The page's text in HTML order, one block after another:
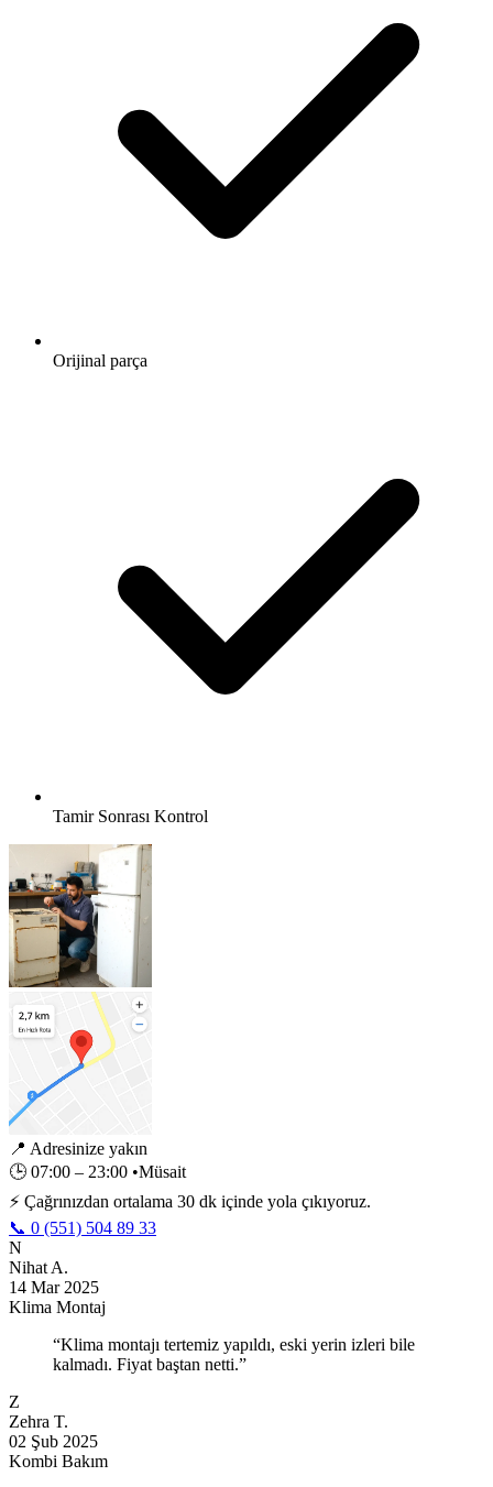
Orijinal parça
Tamir Sonrası Kontrol
📍 Adresinize yakın
🕒 07:00 – 23:00 •Müsait
⚡ Çağrınızdan ortalama 30 dk içinde yola çıkıyoruz.
📞 0 (551) 504 89 33
N
Nihat A.
14 Mar 2025
Klima Montaj
“Klima montajı tertemiz yapıldı, eski yerin izleri bile
kalmadı. Fiyat baştan netti.”
Z
Zehra T.
02 Şub 2025
Kombi Bakım